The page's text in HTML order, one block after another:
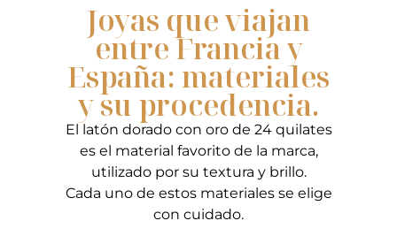
Joyas que viajan
entre Francia y
España: materiales
y su procedencia.
El latón dorado con oro de 24 quilates
es el material favorito de la marca,
utilizado por su textura y brillo.
​Cada uno de estos materiales se elige
con cuidado.